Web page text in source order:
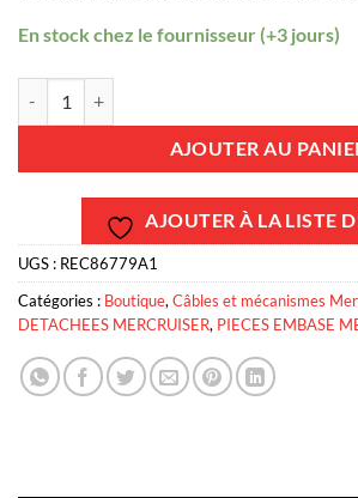
En stock chez le fournisseur (+3 jours)
AJOUTER AU
AJOUTER À LA LISTE
UGS : REC86779A1
Catégories : Boutique, Câbles et mécanismes
DETACHEES MERCRUISER, PIECES EMBASE